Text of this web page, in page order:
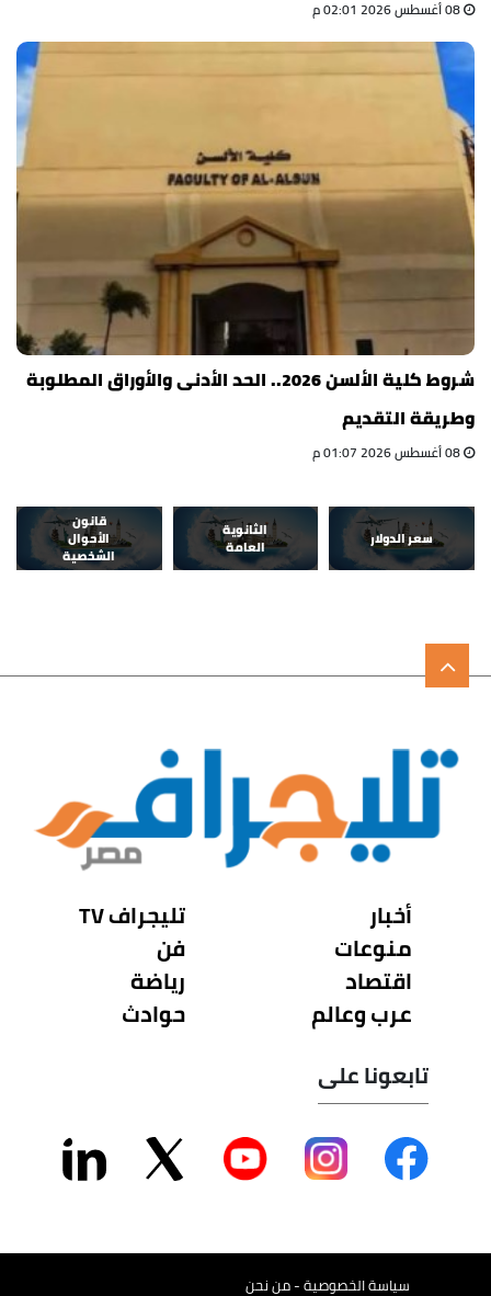
شروط كلية الألسن 2026.. الحد الأدنى والأوراق المطلوبة
وطريقة التقديم
سعر الدولار
الثانوية
العامة
قانون
الأحوال
الشخصية
أخبار
منوعات
اقتصاد
عرب وعالم
تليجراف TV
فن
رياضة
حوادث
تابعونا على
سياسة الخصوصية - من نحن